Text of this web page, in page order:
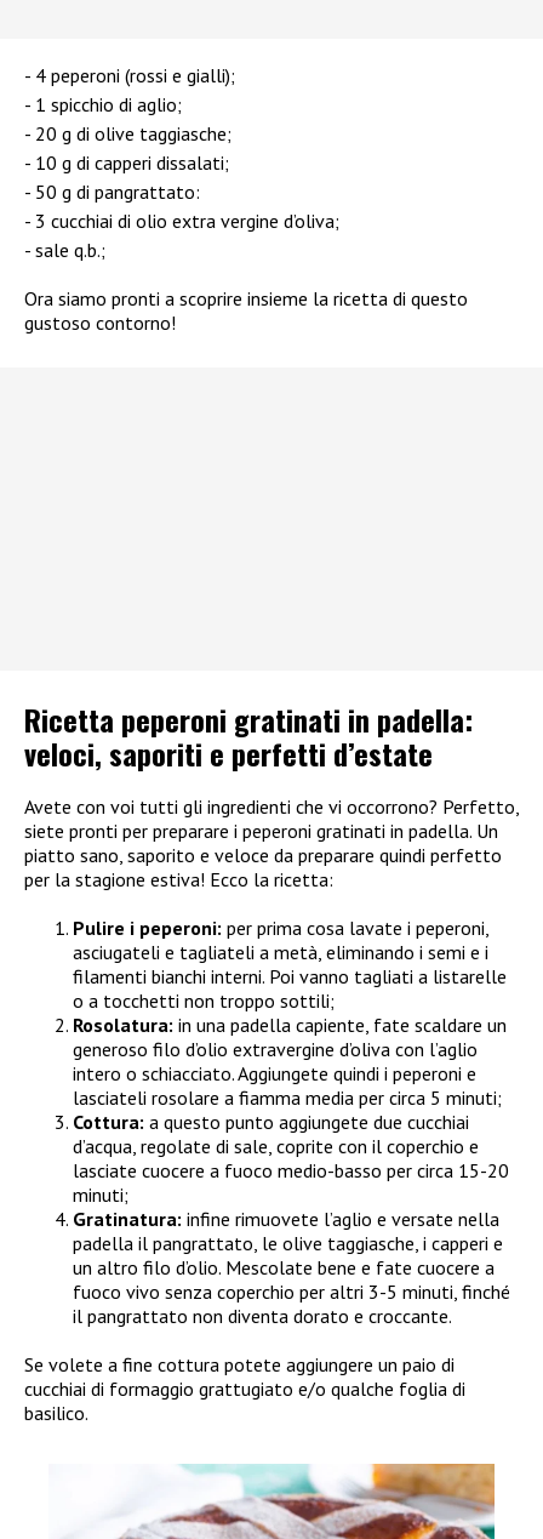
4 peperoni (rossi e gialli);
1 spicchio di aglio;
20 g di olive taggiasche;
10 g di capperi dissalati;
50 g di pangrattato:
3 cucchiai di olio extra vergine d’oliva;
sale q.b.;
Ora siamo pronti a scoprire insieme la ricetta di questo
gustoso contorno!
Ricetta peperoni gratinati in padella:
veloci, saporiti e perfetti d’estate
Avete con voi tutti gli ingredienti che vi occorrono? Perfetto,
siete pronti per preparare i peperoni gratinati in padella. Un
piatto sano, saporito e veloce da preparare quindi perfetto
per la stagione estiva! Ecco la ricetta:
Pulire i peperoni: per prima cosa lavate i peperoni,
asciugateli e tagliateli a metà, eliminando i semi e i
filamenti bianchi interni. Poi vanno tagliati a listarelle
o a tocchetti non troppo sottili;
Rosolatura: in una padella capiente, fate scaldare un
generoso filo d’olio extravergine d’oliva con l’aglio
intero o schiacciato. Aggiungete quindi i peperoni e
lasciateli rosolare a fiamma media per circa 5 minuti;
Cottura: a questo punto aggiungete due cucchiai
d’acqua, regolate di sale, coprite con il coperchio e
lasciate cuocere a fuoco medio-basso per circa 15-20
minuti;
Gratinatura: infine rimuovete l’aglio e versate nella
padella il pangrattato, le olive taggiasche, i capperi e
un altro filo d’olio. Mescolate bene e fate cuocere a
fuoco vivo senza coperchio per altri 3-5 minuti, finché
il pangrattato non diventa dorato e croccante.
Se volete a fine cottura potete aggiungere un paio di
cucchiai di formaggio grattugiato e/o qualche foglia di
basilico.